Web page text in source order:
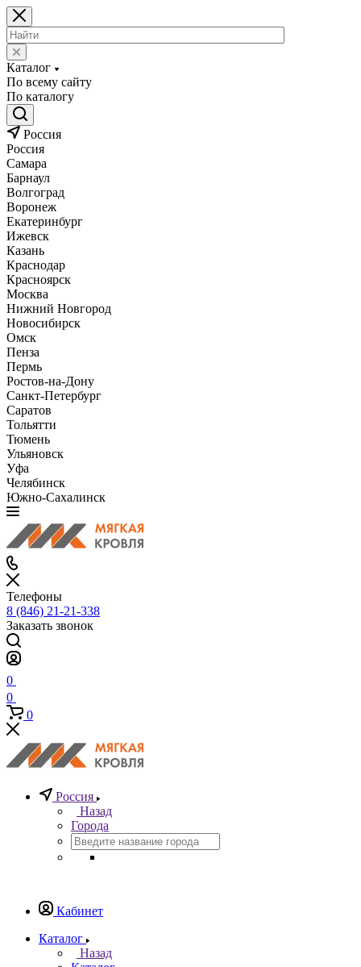
Каталог
По всему сайту
По каталогу
Россия
Россия
Самара
Барнаул
Волгоград
Воронеж
Екатеринбург
Ижевск
Казань
Краснодар
Красноярск
Москва
Нижний Новгород
Новосибирск
Омск
Пенза
Пермь
Ростов-на-Дону
Санкт-Петербург
Саратов
Тольятти
Тюмень
Ульяновск
Уфа
Челябинск
Южно-Сахалинск
Телефоны
8 (846) 21-21-338
Заказать звонок
0
0
0
Россия
Назад
Города
Кабинет
Каталог
Назад